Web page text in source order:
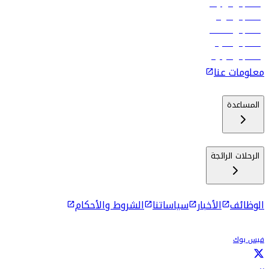
رحلات إلى تبيليسي
رحلات إلى الرياض
رحلات إلى مسقط
رحلات إلى ماليه
رحلات إلى كولومبو
معلومات عنا
المساعدة
الرحلات الرائجة
الوظائف الأخبار سياساتنا الشروط والأحكام
فيس بوك